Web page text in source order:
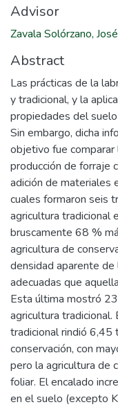
Advisor
Zavala Solórzano,
Abstract
Las prácticas de la
y tradicional, y la
propiedades del
Sin embargo, dicha
objetivo fue
producción de forraje
adición de materiales
cuales formaron seis
agricultura tradicional
bruscamente 68 %
agricultura de
densidad aparente de
adecuadas que
Esta última mostró
agricultura
tradicional rindió 6,45
conservación, con
pero la agricultura de
foliar. El encalado
en el suelo (excepto